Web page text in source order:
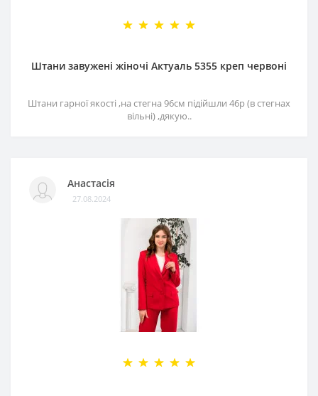
Штани завужені жіночі Актуаль 5355 креп червоні
Штани гарної якості ,на стегна 96см підійшли 46р (в стегнах
вільні) ,дякую..
Анастасія
27.08.2024